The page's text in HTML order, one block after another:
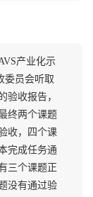
产业化示
委员会听取
验收报告，
终两个课题
收，四个课
完成任务通
三个课题正
没有通过验